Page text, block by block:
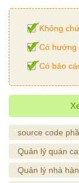
Không
Có hướng
Có báo
source code
Quản lý quán
Quản lý nhà